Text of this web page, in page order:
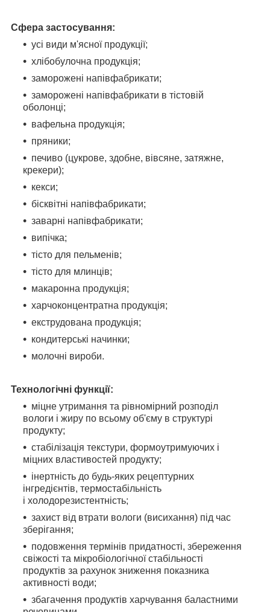
Сфера застосування:
усі види м'ясної продукції;
хлібобулочна продукція;
заморожені напівфабрикати;
заморожені напівфабрикати в тістовій
оболонці;
вафельна продукція;
пряники;
печиво (цукрове, здобне, вівсяне, затяжне,
крекери);
кекси;
бісквітні напівфабрикати;
заварні напівфабрикати;
випічка;
тісто для пельменів;
тісто для млинців;
макаронна продукція;
харчоконцентратна продукція;
екструдована продукція;
кондитерські начинки;
молочні вироби.
Технологічні функції:
міцне утримання та рівномірний розподіл
вологи і жиру по всьому об'єму в структурі
продукту;
стабілізація текстури, формоутримуючих і
міцних властивостей продукту;
інертність до будь-яких рецептурних
інгредієнтів, термостабільність
і холодорезистентність;
захист від втрати вологи (висихання) під час
зберігання;
подовження термінів придатності, збереження
свіжості та мікробіологічної стабільності
продуктів за рахунок зниження показника
активності води;
збагачення продуктів харчування баластними